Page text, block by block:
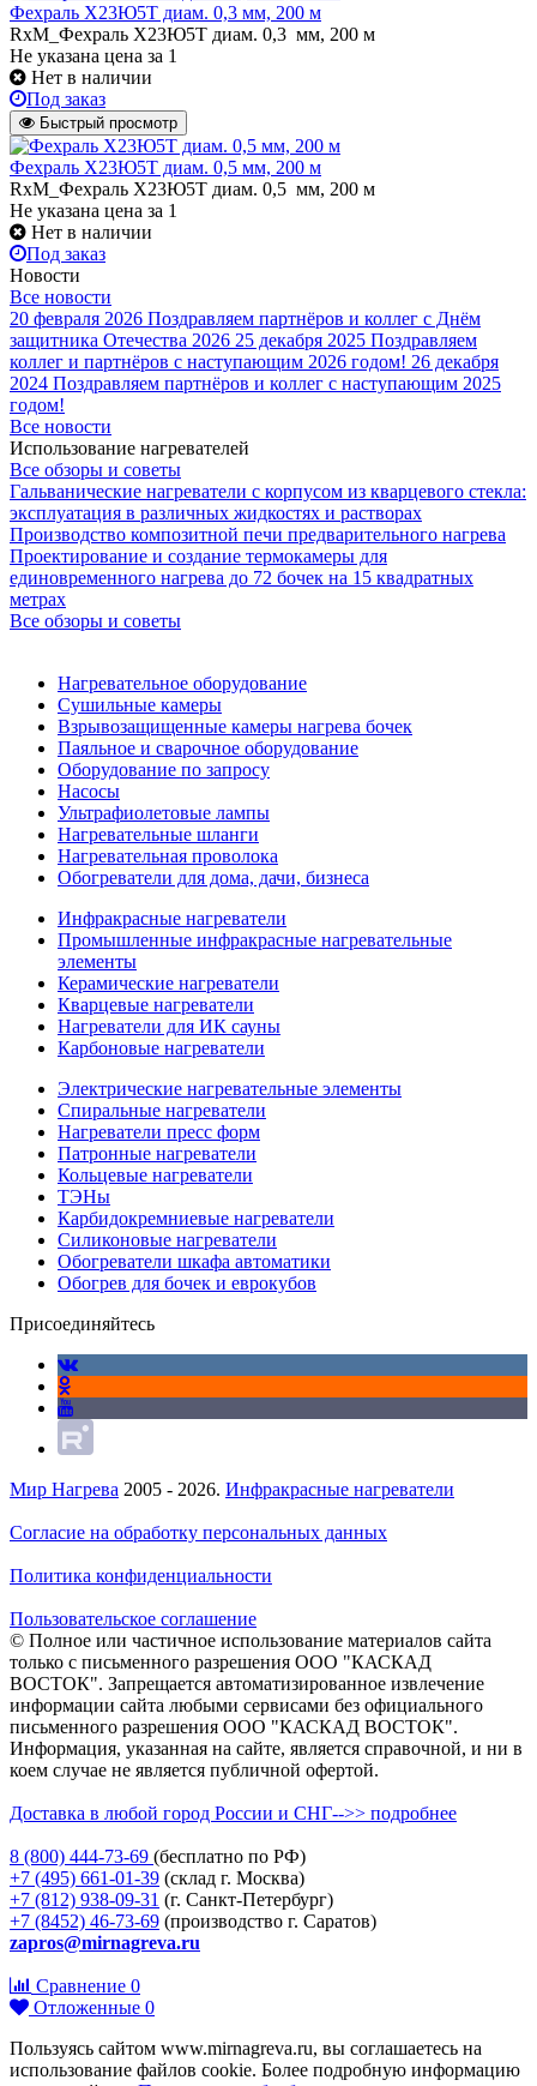
Фехраль Х23Ю5Т диам. 0,3 мм, 200 м
RxM_Фехраль Х23Ю5Т диам. 0,3 мм, 200 м
Не указана цена за 1
Нет в наличии
Под заказ
Быстрый просмотр
Фехраль Х23Ю5Т диам. 0,5 мм, 200 м
RxM_Фехраль Х23Ю5Т диам. 0,5 мм, 200 м
Не указана цена за 1
Нет в наличии
Под заказ
Новости
Все новости
20 февраля 2026 Поздравляем партнёров и коллег с Днём
защитника Отечества 2026 25 декабря 2025 Поздравляем
коллег и партнёров с наступающим 2026 годом! 26 декабря
2024 Поздравляем партнёров и коллег с наступающим 2025
годом!
Все новости
Использование нагревателей
Все обзоры и советы
Гальванические нагреватели с корпусом из кварцевого стекла:
эксплуатация в различных жидкостях и растворах
Производство композитной печи предварительного нагрева
Проектирование и создание термокамеры для
единовременного нагрева до 72 бочек на 15 квадратных
метрах
Все обзоры и советы
Нагревательное оборудование
Сушильные камеры
Взрывозащищенные камеры нагрева бочек
Паяльное и сварочное оборудование
Оборудование по запросу
Насосы
Ультрафиолетовые лампы
Нагревательные шланги
Нагревательная проволока
Обогреватели для дома, дачи, бизнеса
Инфракрасные нагреватели
Промышленные инфракрасные нагревательные
элементы
Керамические нагреватели
Кварцевые нагреватели
Нагреватели для ИК сауны
Карбоновые нагреватели
Электрические нагревательные элементы
Спиральные нагреватели
Нагреватели пресс форм
Патронные нагреватели
Кольцевые нагреватели
ТЭНы
Карбидокремниевые нагреватели
Силиконовые нагреватели
Обогреватели шкафа автоматики
Обогрев для бочек и еврокубов
Присоединяйтесь
Мир Нагрева 2005 - 2026. Инфракрасные нагреватели
Согласие на обработку персональных данных
Политика конфиденциальности
Пользовательское соглашение
© Полное или частичное использование материалов сайта
только с письменного разрешения ООО "КАСКАД
ВОСТОК". Запрещается автоматизированное извлечение
информации сайта любыми сервисами без официального
письменного разрешения ООО "КАСКАД ВОСТОК".
Информация, указанная на сайте, является справочной, и ни в
коем случае не является публичной офертой.
Доставка в любой город России и СНГ-->> подробнее
8 (800) 444-73-69 (бесплатно по РФ)
+7 (495) 661-01-39 (склад г. Москва)
+7 (812) 938-09-31 (г. Санкт-Петербург)
+7 (8452) 46-73-69 (производство г. Саратов)
zapros@mirnagreva.ru
Сравнение 0
Отложенные 0
Пользуясь сайтом www.mirnagreva.ru, вы соглашаетесь на
использование файлов cookie. Более подробную информацию